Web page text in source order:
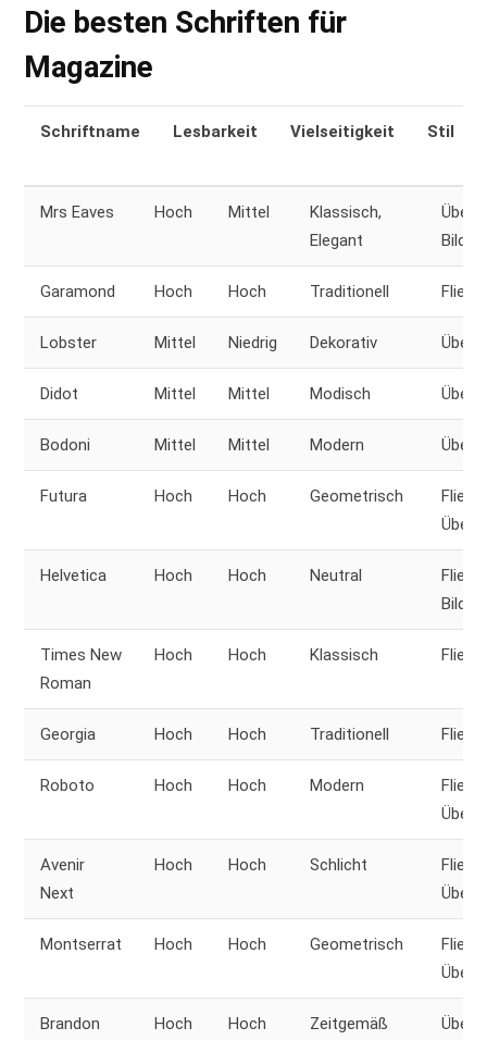
Die besten Schriften für
Magazine
Schriftname Lesbarkeit Vielseitigkeit Stil
Mrs Eaves Hoch Mittel
Klassisch,
Elegant
Garamond Hoch Hoch Traditionell
Lobster Mittel Niedrig Dekorativ
Didot Mittel Mittel Modisch
Bodoni Mittel Mittel Modern
Futura Hoch Hoch Geometrisch
Helvetica Hoch Hoch Neutral
Times New
Roman
Hoch Hoch Klassisch
Georgia Hoch Hoch Traditionell
Roboto Hoch Hoch Modern
Avenir
Next
Hoch Hoch Schlicht
Montserrat Hoch Hoch Geometrisch
Brandon
Hoch Hoch Zeitgemäß